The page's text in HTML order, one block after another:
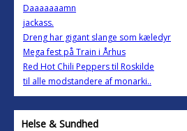
Daaaaaaamn
jackass.
Dreng har gigant slange som kæledyr
Mega fest på Train i Århus
Red Hot Chili Peppers til Roskilde
til alle modstandere af monarki..
Helse & Sundhed